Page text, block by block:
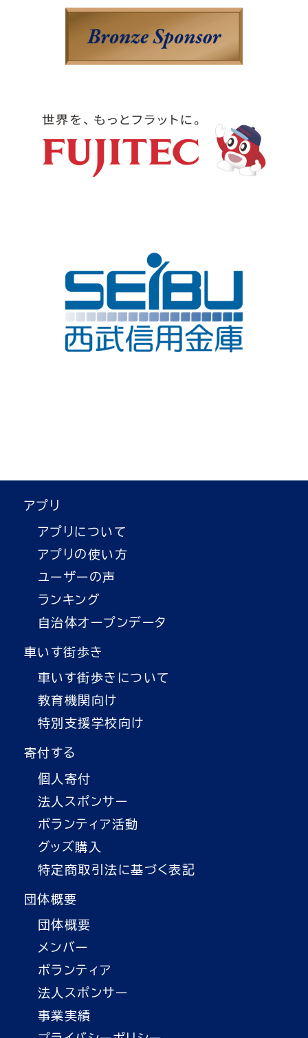
アプリ
アプリについて
アプリの使い方
ユーザーの声
ランキング
自治体オープンデータ
車いす街歩き
車いす街歩きについて
教育機関向け
特別支援学校向け
寄付する
個人寄付
法人スポンサー
ボランティア活動
グッズ購入
特定商取引法に基づく表記
団体概要
団体概要
メンバー
ボランティア
法人スポンサー
事業実績